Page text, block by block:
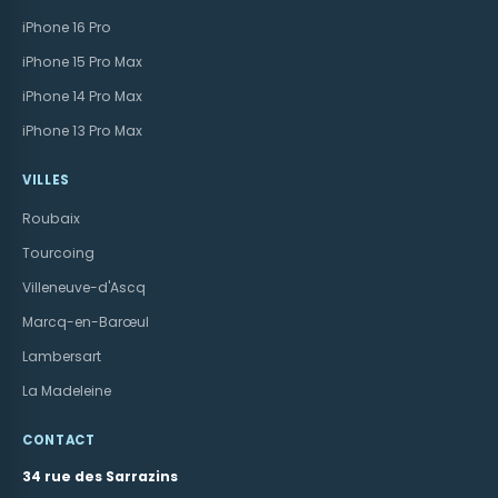
iPhone 16 Pro
iPhone 15 Pro Max
iPhone 14 Pro Max
iPhone 13 Pro Max
VILLES
Roubaix
Tourcoing
Villeneuve-d'Ascq
Marcq-en-Barœul
Lambersart
La Madeleine
CONTACT
34 rue des Sarrazins